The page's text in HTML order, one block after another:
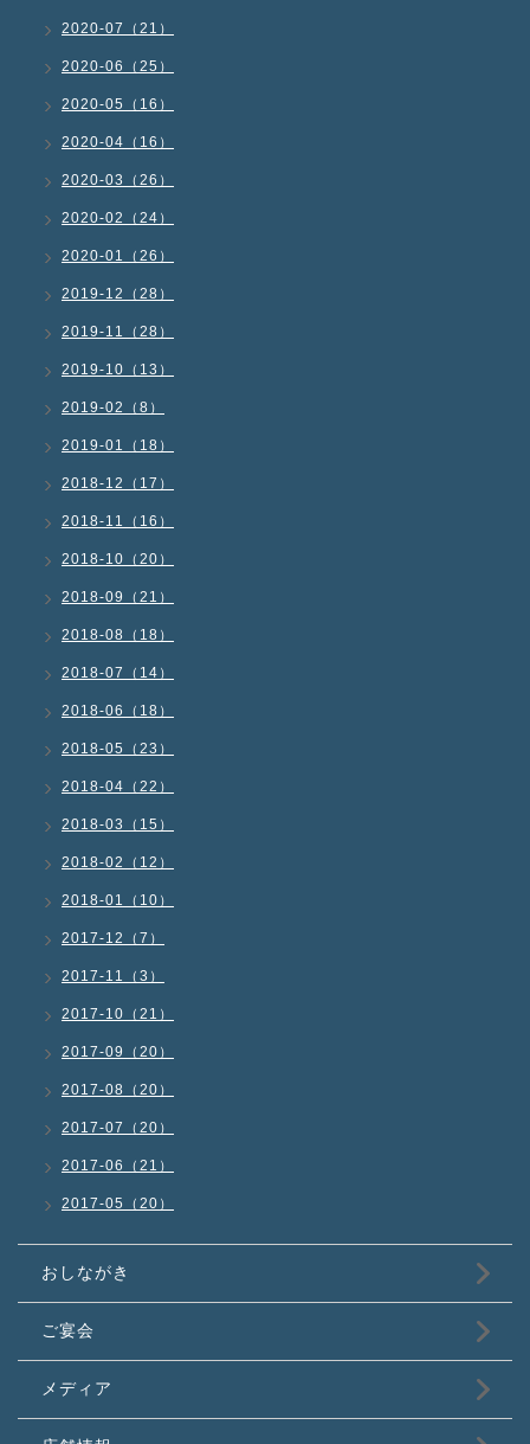
2020-07（21）
2020-06（25）
2020-05（16）
2020-04（16）
2020-03（26）
2020-02（24）
2020-01（26）
2019-12（28）
2019-11（28）
2019-10（13）
2019-02（8）
2019-01（18）
2018-12（17）
2018-11（16）
2018-10（20）
2018-09（21）
2018-08（18）
2018-07（14）
2018-06（18）
2018-05（23）
2018-04（22）
2018-03（15）
2018-02（12）
2018-01（10）
2017-12（7）
2017-11（3）
2017-10（21）
2017-09（20）
2017-08（20）
2017-07（20）
2017-06（21）
2017-05（20）
おしながき
ご宴会
メディア